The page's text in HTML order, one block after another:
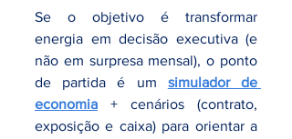
Se o objetivo é transformar
energia em decisão executiva (e
não em surpresa mensal), o ponto
de partida é um simulador de
economia + cenários (contrato,
exposição e caixa) para orientar a